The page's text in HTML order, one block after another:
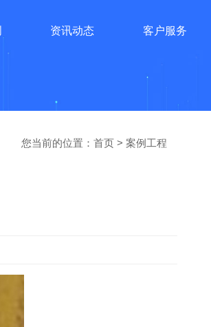
资讯动态 客户服务
您当前的位置：首页 >案例工程